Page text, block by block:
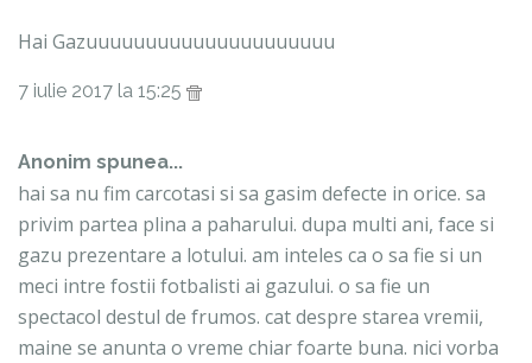
Hai Gazuuuuuuuuuuuuuuuuuuuuu
7 iulie 2017 la 15:25
Anonim spunea...
hai sa nu fim carcotasi si sa gasim defecte in orice. sa
privim partea plina a paharului. dupa multi ani, face si
gazu prezentare a lotului. am inteles ca o sa fie si un
meci intre fostii fotbalisti ai gazului. o sa fie un
spectacol destul de frumos. cat despre starea vremii,
maine se anunta o vreme chiar foarte buna. nici vorba